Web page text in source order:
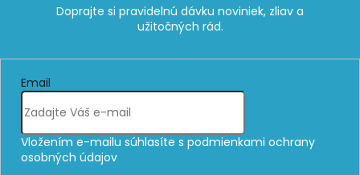
Email
Vložením e-mailu súhlasíte s podmienkami ochrany
osobných údajov